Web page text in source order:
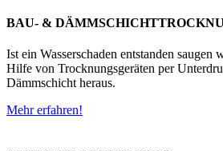
BAU- &
Ist ein Wasserschaden entstanden
Hilfe von Trocknungsgeräten per
Dämmschicht heraus.
Mehr erfahren!